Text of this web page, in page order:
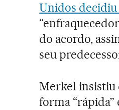
Unidos
do acordo,
seu
Merkel insistiu
forma “rápida”